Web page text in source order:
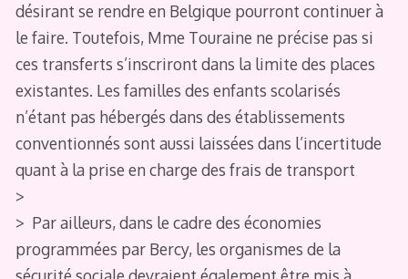
désirant se rendre en Belgique pourront continuer à
le faire. Toutefois, Mme Touraine ne précise pas si
ces transferts s’inscriront dans la limite des places
existantes. Les familles des enfants scolarisés
n’étant pas hébergés dans des établissements
conventionnés sont aussi laissées dans l’incertitude
quant à la prise en charge des frais de transport
>
> Par ailleurs, dans le cadre des économies
programmées par Bercy, les organismes de la